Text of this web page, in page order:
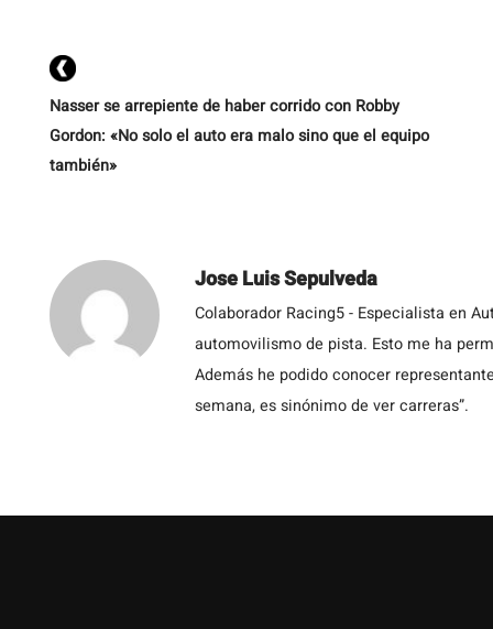
Nasser se arrepiente de haber corrido con Robby
Gordon: «No solo el auto era malo sino que el equipo
también»
Jose Luis Sepulveda
Colaborador Racing5 - Especialista en
automovilismo de pista. Esto me ha
Además he podido conocer
semana, es sinónimo de ver carreras”.